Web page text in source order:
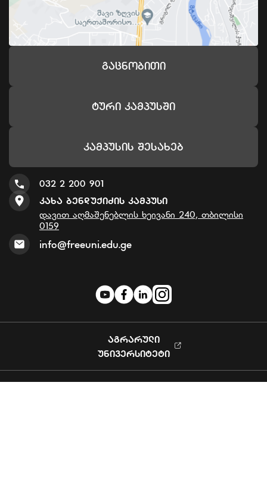
Გაცნობითი
Ტური Კამპუსში
Კამპუსის Შესახებ
032 2 200 901
Კახა Ბენდუქიძის Კამპუსი
დავით აღმაშენებლის ხეივანი 240, თბილისი
0159
info@freeuni.edu.ge
ᲐᲒᲠᲐᲠᲣᲚᲘ
ᲣᲜᲘᲕᲔᲠᲡᲘᲢᲔᲢᲘ